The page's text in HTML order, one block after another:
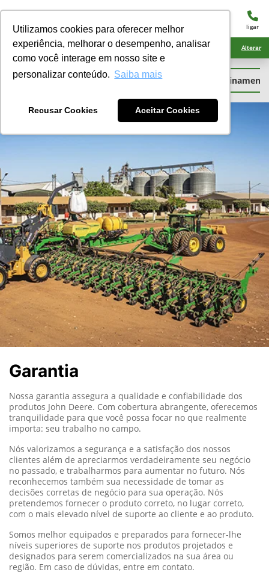
Utilizamos cookies para oferecer melhor
experiência, melhorar o desempenho, analisar
como você interage em nosso site e
personalizar conteúdo. Saiba mais
Recusar Cookies Aceitar Cookies
menu ligar
Ciarama Máquinas Laguna Carapã Alterar
Peças
Garantia Guias Rápidos
Garantia
Nossa garantia assegura a qualidade e confiabilidade dos
produtos John Deere. Com cobertura abrangente, oferecemos
tranquilidade para que você possa focar no que realmente
importa: seu trabalho no campo.
Nós valorizamos a segurança e a satisfação dos nossos
clientes além de apreciarmos verdadeiramente seu negócio
no passado, e trabalharmos para aumentar no futuro. Nós
reconhecemos também sua necessidade de tomar as
decisões corretas de negócio para sua operação. Nós
pretendemos fornecer o produto correto, no lugar correto,
com o mais elevado nível de suporte ao cliente e ao produto.
Somos melhor equipados e preparados para fornecer-lhe
níveis superiores de suporte nos produtos projetados e
designados para serem comercializados na sua área ou
região. Em caso de dúvidas, entre em contato.